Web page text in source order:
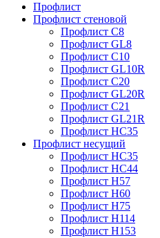
Профлист
Профлист стеновой
Профлист С8
Профлист GL8
Профлист С10
Профлист GL10R
Профлист С20
Профлист GL20R
Профлист С21
Профлист GL21R
Профлист НС35
Профлист несущий
Профлист НС35
Профлист НС44
Профлист Н57
Профлист Н60
Профлист Н75
Профлист Н114
Профлист Н153